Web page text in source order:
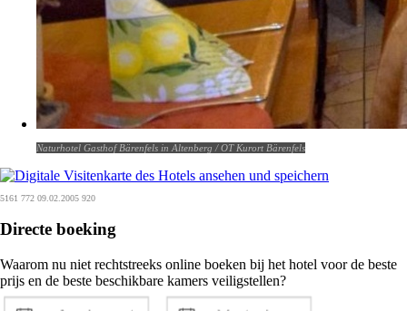
Naturhotel Gasthof Bärenfels in Altenberg / OT Kurort Bärenfels
5161 772 09.02.2005 920
Directe boeking
Waarom nu niet rechtstreeks online boeken bij het hotel voor de beste
prijs en de beste beschikbare kamers veiligstellen?